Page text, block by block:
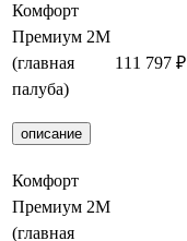
Комфорт
Премиум 2М
(главная
палуба)
описание
111 797 ₽
Комфорт
Премиум 2М
(главная